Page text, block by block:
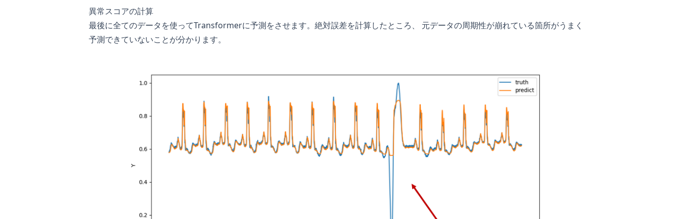
異常スコアの計算
最後に全てのデータを使ってTransformerに予測をさせます。絶対誤差を計算したところ、 元データの周期性が崩れている箇所がうまく
予測できていないことが分かります。